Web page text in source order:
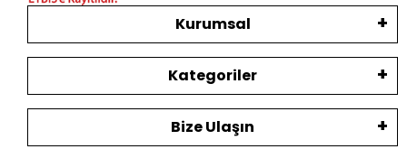
Kurumsal
Kategoriler
Bize Ulaşın